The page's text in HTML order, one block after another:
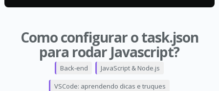
Como configurar o task.json
para rodar Javascript?
Back-end JavaScript & Node.js
VSCode: aprendendo dicas e truques